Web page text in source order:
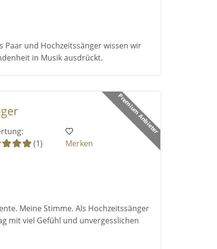
Paar und Hochzeitssänger wissen wir
in Musik ausdrückt.
Premium Anbieter
(1)
Merken
Meine Stimme. Als Hochzeitssänger
mit viel Gefühl und unvergesslichen